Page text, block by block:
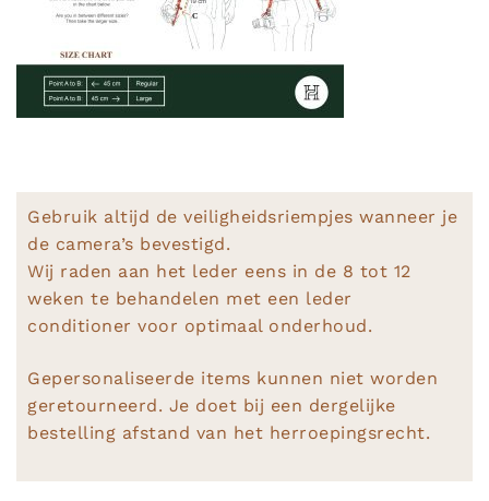
Gebruik altijd de veiligheidsriempjes wanneer je
de camera’s bevestigd.
Wij raden aan het leder eens in de 8 tot 12
weken te behandelen met een leder
conditioner voor optimaal onderhoud.
Gepersonaliseerde items kunnen niet worden
geretourneerd. Je doet bij een dergelijke
bestelling afstand van het herroepingsrecht.